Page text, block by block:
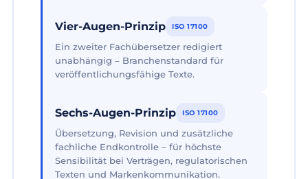
Vier-Augen-Prinzip ISO 17100
Ein zweiter Fachübersetzer redigiert
unabhängig – Branchenstandard für
veröffentlichungsfähige Texte.
Sechs-Augen-Prinzip ISO 17100
Übersetzung, Revision und zusätzliche
fachliche Endkontrolle – für höchste
Sensibilität bei Verträgen, regulatorischen
Texten und Markenkommunikation.